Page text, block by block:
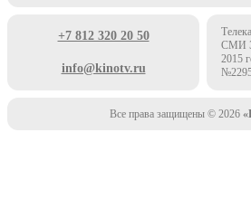
+7 812 320 20 50
info@kinotv.ru
СМИ
2015
Все права защищены © 2026